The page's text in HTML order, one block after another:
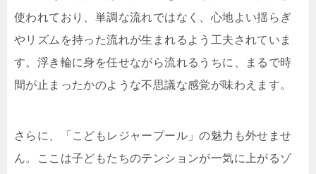
使われており、単調な流れではなく、心地よい揺らぎ
やリズムを持った流れが生まれるよう工夫されていま
す。浮き輪に身を任せながら流れるうちに、まるで時
間が止まったかのような不思議な感覚が味わえます。
さらに、「こどもレジャープール」の魅力も外せませ
ん。ここは子どもたちのテンションが一気に上がるゾ